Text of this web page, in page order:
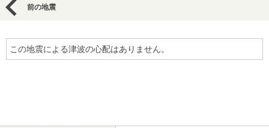
前の地震
この地震による津波の心配はありません。